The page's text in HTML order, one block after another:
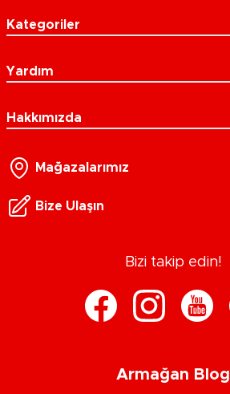
Kategoriler
Yardım
Hakkımızda
Mağazalarımız
Bize Ulaşın
Bizi takip edin!
Armağan Blog